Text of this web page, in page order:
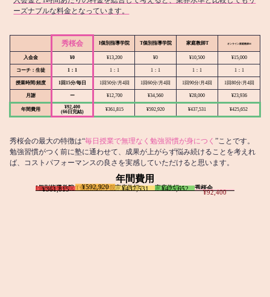
ーズナブルな料金となっています。
秀桜会 I個別指導学院 T個別指導学院 家庭教師T オンライン家庭教師M
入会金 ¥0 ¥13,200 ¥0 ¥10,500 ¥15,000
コーチ：生徒 1：1 1：1 1：1 1：1 1：1
授業時間/頻度 1回15分/毎日 1回50分/月4回 1回60分/月4回 1回90分/月4回 1回80分/月4回
月謝 ー ¥12,700 ¥34,560 ¥28,000 ¥23,936
年間費用
¥92,400
(66日完結)
¥361,815 ¥592,920 ¥437,531 ¥425,652
秀桜会の最大の特徴は“毎日授業で無理なく勉強習慣が身につく ”ことです。
勉強習慣がつく前に塾に通わせて、成果が上がらず悩み続けることを考えれ
ば、コストパフォーマンスの良さを実感していただけると思います。
年間費用
I個別指導学院
¥361,815 T個別指導学院
¥592,920 家庭教師T
¥437,531 家庭教師M
¥425,652 秀桜会
¥92,400